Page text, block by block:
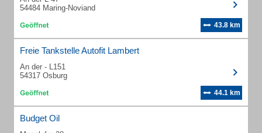
54484 Maring-Noviand
43.8 km
Freie Tankstelle Autofit Lambert
An der - L151
54317 Osburg
44.1 km
Budget Oil